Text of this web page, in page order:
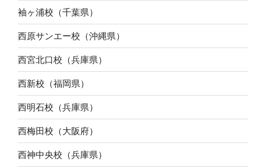
袖ヶ浦校（千葉県）
西原サンエー校（沖縄県）
西宮北口校（兵庫県）
西新校（福岡県）
西明石校（兵庫県）
西梅田校（大阪府）
西神中央校（兵庫県）